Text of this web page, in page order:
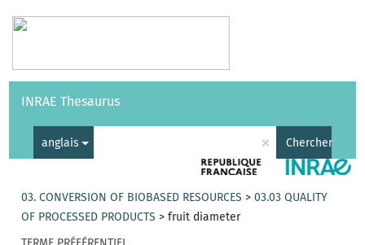
Vocabulaires API
INRAE Thesaurus
anglais × Chercher
03. CONVERSION OF BIOBASED RESOURCES >03.03 QUALITY
OF PROCESSED PRODUCTS >fruit diameter